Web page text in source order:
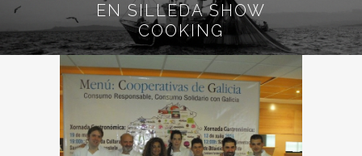
EN SILLEDA SHOW
COOKING